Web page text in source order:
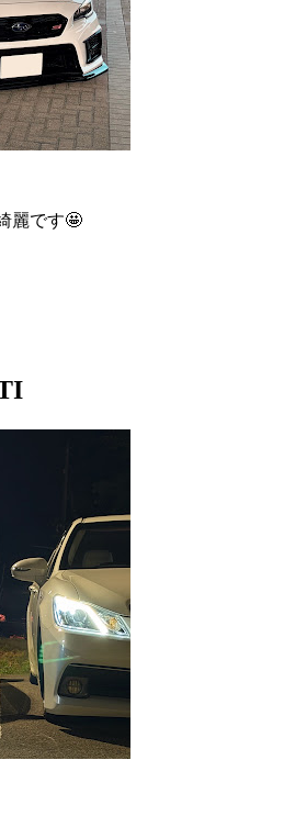
麗です🤩